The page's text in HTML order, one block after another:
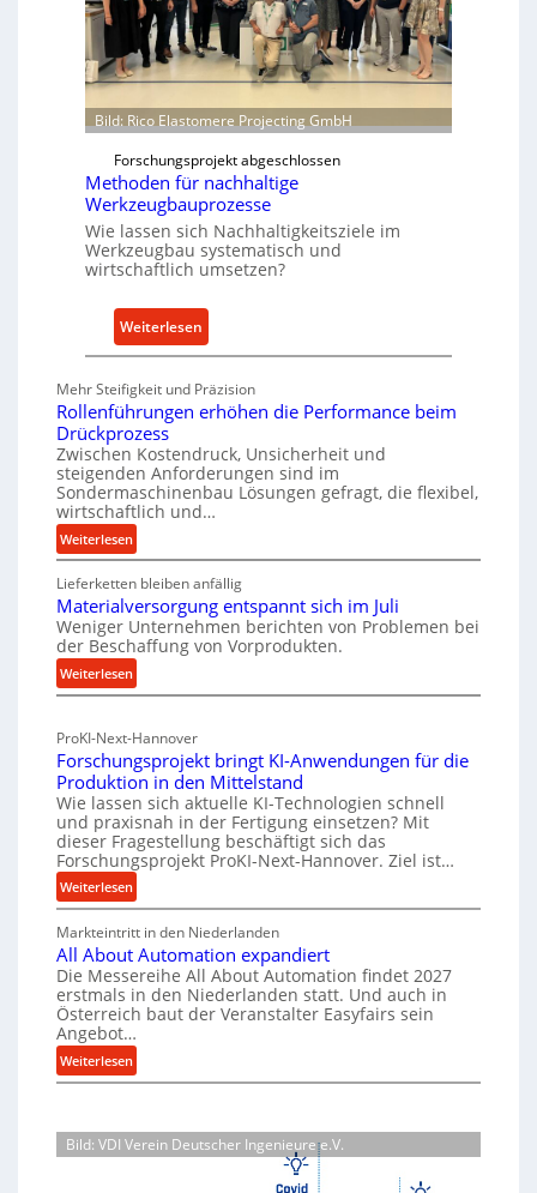
m
w
e
i
t
e
r
s
N
o
w
f
ü
h
r
t
A
k
a
f
v
n
I
n
u
s
t
r
e
r
s
a
t
z
i
l
e
n
Bild: Rico Elastomere Projecting GmbH
Forschungsprojekt abgeschlossen
Methoden für nachhaltige
Werkzeugbauprozesse
Wie lassen sich Nachhaltigkeitsziele im
Werkzeugbau systematisch und
wirtschaftlich umsetzen?
Weiterlesen
M
t
o
d
e
ü
r
n
a
h
a
l
t
i
g
W
e
r
k
z
g
a
u
Mehr Steifigkeit und Präzision
Rollenführungen erhöhen die Performance beim
Drückprozess
Zwischen Kostendruck, Unsicherheit und
steigenden Anforderungen sind im
Sondermaschinenbau Lösungen gefragt, die flexibel,
wirtschaftlich und…
Weiterlesen:
R
o
l
l
e
n
f
h
r
u
n
g
e
n
e
ö
h
e
n
d
i
P
e
Lieferketten bleiben anfällig
Materialversorgung entspannt sich im Juli
Weniger Unternehmen berichten von Problemen bei
der Beschaffung von Vorprodukten.
Weiterlesen:
M
t
e
r
i
a
l
v
e
o
r
g
u
n
g
n
t
ProKI-Next-Hannover
Forschungsprojekt bringt KI-Anwendungen für die
Produktion in den Mittelstand
Wie lassen sich aktuelle KI-Technologien schnell
und praxisnah in der Fertigung einsetzen? Mit
dieser Fragestellung beschäftigt sich das
Forschungsprojekt ProKI-Next-Hannover. Ziel ist…
Weiterlesen:
F
o
r
s
c
h
u
n
p
r
Markteintritt in den Niederlanden
All About Automation expandiert
Die Messereihe All About Automation findet 2027
erstmals in den Niederlanden statt. Und auch in
Österreich baut der Veranstalter Easyfairs sein
Angebot…
Weiterlesen:
A
A
Bild: VDI Verein Deutscher Ingenieure e.V.